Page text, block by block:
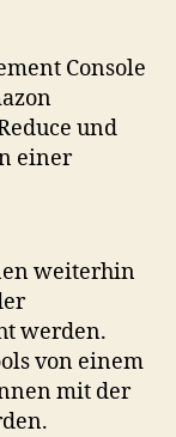
Console
und
einer
weiterhin
werden.
von einem
mit der